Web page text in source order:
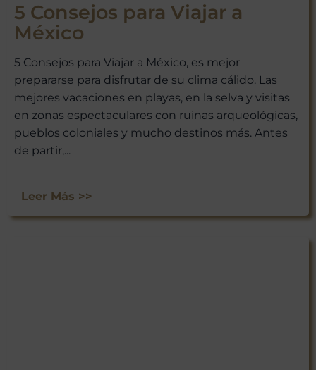
5 Consejos para Viajar a
México
5 Consejos para Viajar a México, es mejor
prepararse para disfrutar de su clima cálido. Las
mejores vacaciones en playas, en la selva y visitas
en zonas espectaculares con ruinas arqueológicas,
pueblos coloniales y mucho destinos más. Antes
de partir,...
Leer Más >>